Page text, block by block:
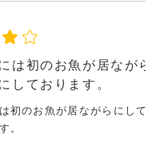
がらにして届くの
して届くので楽しみに